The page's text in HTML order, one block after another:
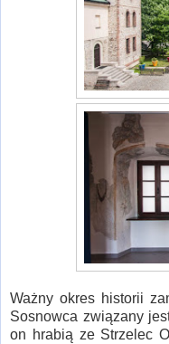
Ważny okres historii
Sosnowca związany
on hrabią ze Strzelec